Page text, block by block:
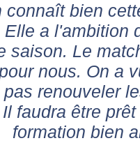
connaît bien
a l'ambition
saison. Le
nous. On a
renouveler
faudra être
formation bien